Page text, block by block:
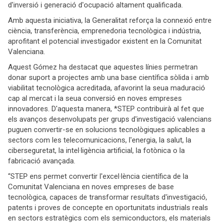
d'inversió i generació d'ocupació altament qualificada.
Amb aquesta iniciativa, la Generalitat reforça la connexió entre
ciència, transferència, emprenedoria tecnològica i indústria,
aprofitant el potencial investigador existent en la Comunitat
Valenciana.
Aquest Gómez ha destacat que aquestes línies permetran
donar suport a projectes amb una base científica sòlida i amb
viabilitat tecnològica acreditada, afavorint la seua maduració
cap al mercat i la seua conversió en noves empreses
innovadores. D'aquesta manera, *STEP contribuirà al fet que
els avanços desenvolupats per grups d'investigació valencians
puguen convertir-se en solucions tecnològiques aplicables a
sectors com les telecomunicacions, l'energia, la salut, la
ciberseguretat, la intel·ligència artificial, la fotònica o la
fabricació avançada.
“STEP ens permet convertir l'excel·lència científica de la
Comunitat Valenciana en noves empreses de base
tecnològica, capaces de transformar resultats d'investigació,
patents i proves de concepte en oportunitats industrials reals
en sectors estratègics com els semiconductors, els materials